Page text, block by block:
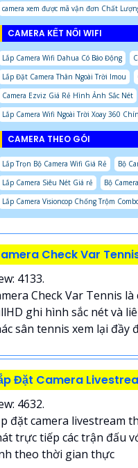
camera xem được mã vận đơn Chất
CAMERA KẾT NỐI WIFI
Lắp Camera Wifi Dahua Có Báo Động
Lắp Đặt Camera Thân Ngoài Trời Imou
Camera Ezviz Giá Rẻ Hình Ảnh Sắc Nét
Lắp Camera Wifi Ngoài Trời Xoay 360
CAMERA THEO GÓI
Lắp Trọn Bộ Camera Wifi Giá Rẻ
Bộ
Lắp Camera Siêu Nét Giá rẻ
Bộ
Lắp Camera Visioncop Chống Trộm
Check Var
4133.
Check Var Tennis
ghi hình sắc nét và
sân tennis xem lại đầy
Đặt Camera
4632.
đặt camera livestream
trực tiếp các trận đấu
theo thời gian thực